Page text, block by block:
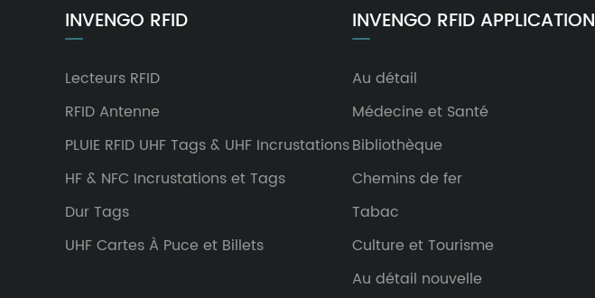
INVENGO RFID
Lecteurs RFID
RFID Antenne
PLUIE RFID UHF Tags & UHF Incrustations
HF & NFC Incrustations et Tags
Dur Tags
UHF Cartes À Puce et Billets
INVENGO RFID APPLICATION
Au détail
Médecine et Santé
Bibliothèque
Chemins de fer
Tabac
Culture et Tourisme
Au détail nouvelle